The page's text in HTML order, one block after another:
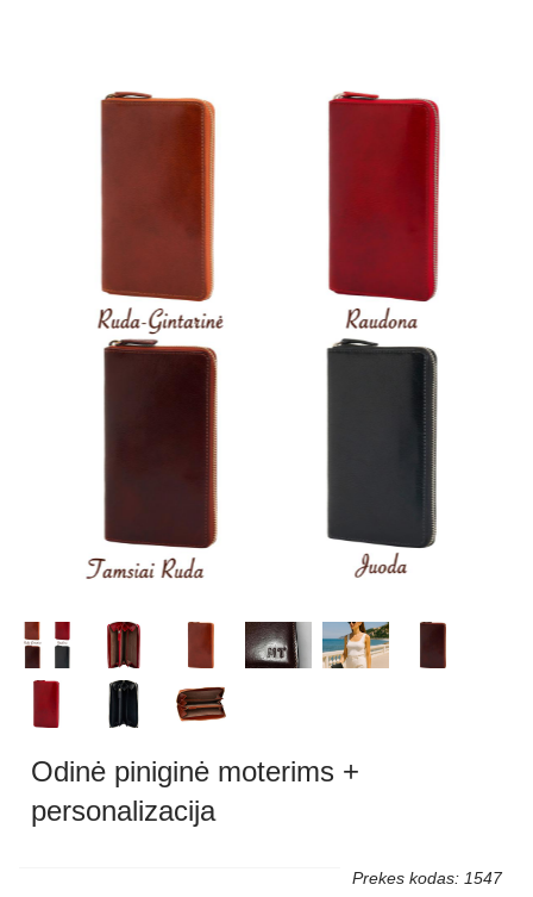
Odinė piniginė moterims +
personalizacija
Prekes kodas: 1547